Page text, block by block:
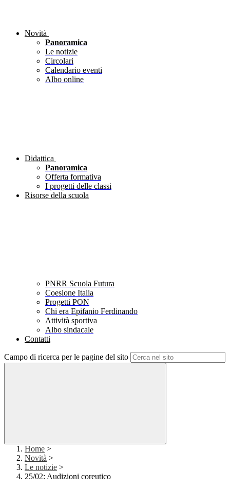
Novità
Panoramica
Le notizie
Circolari
Calendario eventi
Albo online
Didattica
Panoramica
Offerta formativa
I progetti delle classi
Risorse della scuola
PNRR Scuola Futura
Coesione Italia
Progetti PON
Chi era Epifanio Ferdinando
Attività sportiva
Albo sindacale
Contatti
Campo di ricerca per le pagine del sito
Home >
Novità >
Le notizie >
25/02: Audizioni coreutico